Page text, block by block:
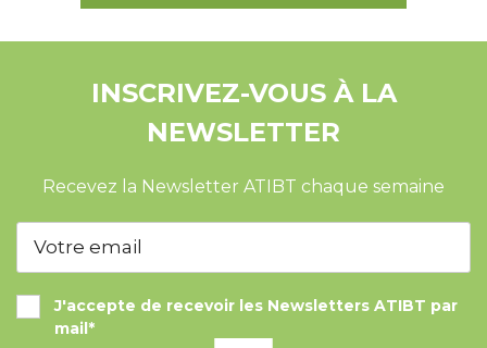
INSCRIVEZ-VOUS À LA
NEWSLETTER
Recevez la Newsletter ATIBT chaque semaine
J'accepte de recevoir les Newsletters ATIBT par
mail*